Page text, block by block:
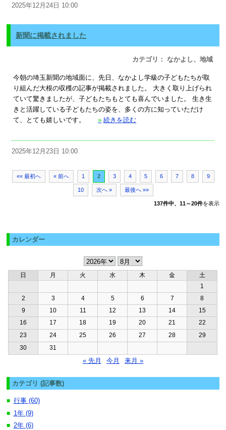
2025年12月24日 10:00
新聞に掲載されました
カテゴリ： なかよし、地域
今朝の埼玉新聞の地域面に、先日、なかよし学級の子どもたちが取
り組んだ大根の収穫の記事が掲載されました。 大きく取り上げられ
ていて驚きましたが、子どもたちもとても喜んでいました。 生き生
きと活躍している子どもたちの姿を、多くの方に知っていただけ
て、とても嬉しいです。
» 続きを読む
2025年12月23日 10:00
«« 最初へ « 前へ 1 2 3 4 5 6 7 8 9
10 次へ » 最後へ »»
137件中、11～20件を表示
カレンダー
日 月 火 水 木 金
土
1
2
3 4 5 6 7
8
9
10 11 12 13 14
15
16
17 18 19 20 21
22
23
24 25 26 27 28
29
30
31
« 先月 今月 来月 »
カテゴリ (記事数)
■ 行事 (60)
■ 1年 (9)
■ 2年 (6)